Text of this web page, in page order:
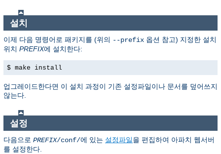
설치
이제 다음 명령어로 패키지를 (위의 --prefix 옵션 참고) 지정한 설치
위치 PREFIX에 설치한다:
$ make install
업그레이드한다면 이 설치 과정이 기존 설정파일이나 문서를 덮어쓰지
않는다.
설정
다음으로 PREFIX/conf/에 있는 설정파일을 편집하여 아파치 웹서버
를 설정한다.